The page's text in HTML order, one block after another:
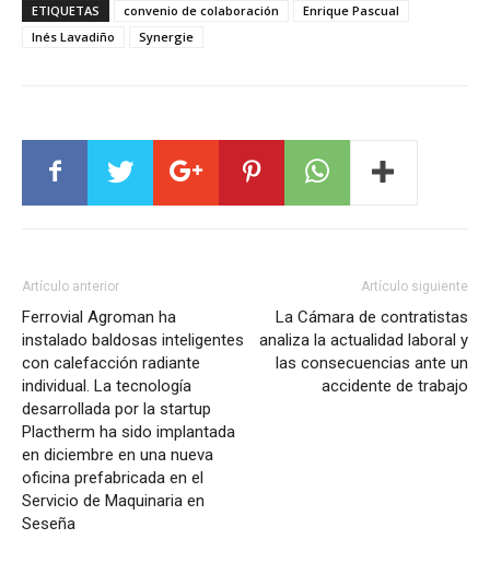
ETIQUETAS convenio de colaboración
Enrique Pascual
Inés Lavadiño
Synergie
Artículo anterior
Ferrovial Agroman ha
instalado baldosas inteligentes
con calefacción radiante
individual. La tecnología
desarrollada por la startup
Plactherm ha sido implantada
en diciembre en una nueva
oficina prefabricada en el
Servicio de Maquinaria en
Seseña
Artículo siguiente
La Cámara de contratistas
analiza la actualidad laboral y
las consecuencias ante un
accidente de trabajo